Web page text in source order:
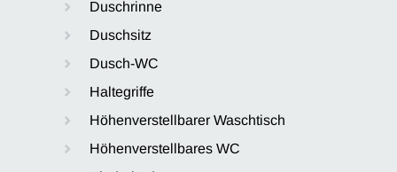
Duschrinne
Duschsitz
Dusch-WC
Haltegriffe
Höhenverstellbarer Waschtisch
Höhenverstellbares WC